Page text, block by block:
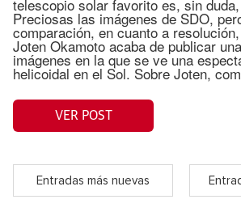
telescopio solar favorito es, sin
Preciosas las imágenes de SDO,
comparación, en cuanto a
Joten Okamoto acaba de publicar
imágenes en la que se ve una
helicoidal en el Sol. Sobre Joten,
VER POST
Entradas más nuevas